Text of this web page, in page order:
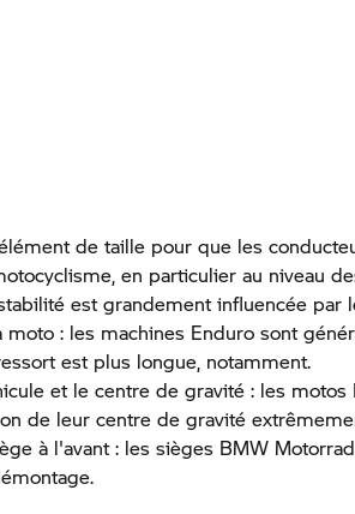
de taille pour que les
en particulier au niveau
est grandement influencée par
moto : les machines Enduro sont
est plus longue, notamment.
et le centre de gravité : les
de leur centre de gravité
à l'avant : les sièges BMW